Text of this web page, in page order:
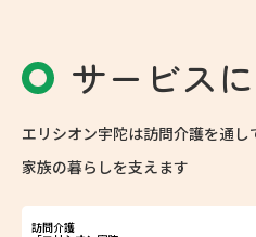
サービス
エリシオン宇陀は訪問介護を通
家族の暮らしを支えます
訪問介護